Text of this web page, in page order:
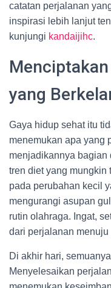
catatan perjalanan
inspirasi lebih lanjut
kunjungi kandaijihc.
yang
Gaya hidup sehat itu
menemukan apa yang
menjadikannya bagian
tren diet yang mungkin
pada perubahan kecil
mengurangi asupan
rutin olahraga. Ingat,
dari perjalanan
Di akhir hari,
Menyelesaikan